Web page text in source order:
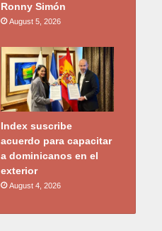
Ronny Simón
August 5, 2026
Index suscribe
acuerdo para capacitar
a dominicanos en el
exterior
August 4, 2026